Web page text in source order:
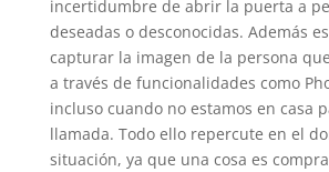
incertidumbre de abrir la puerta a
deseadas o desconocidas. Además
capturar la imagen de la persona
a través de funcionalidades como
incluso cuando no estamos en casa
llamada. Todo ello repercute en el
situación, ya que una cosa es